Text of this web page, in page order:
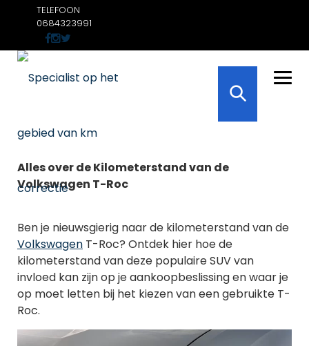
TELEFOON
0684323991
Alles over de Kilometerstand van de
Volkswagen T-Roc
Ben je nieuwsgierig naar de kilometerstand van de
Volkswagen T-Roc? Ontdek hier hoe de
kilometerstand van deze populaire SUV van
invloed kan zijn op je aankoopbeslissing en waar je
op moet letten bij het kiezen van een gebruikte T-
Roc.